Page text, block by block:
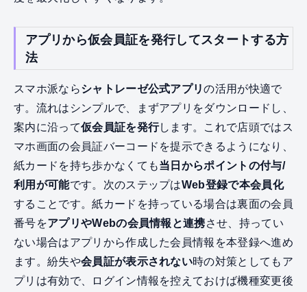
アプリから仮会員証を発行してスタートする方
法
スマホ派ならシャトレーゼ公式アプリの活用が快適で
す。流れはシンプルで、まずアプリをダウンロードし、
案内に沿って仮会員証を発行します。これで店頭ではス
マホ画面の会員証バーコードを提示できるようになり、
紙カードを持ち歩かなくても当日からポイントの付与/
利用が可能です。次のステップはWeb登録で本会員化
することです。紙カードを持っている場合は裏面の会員
番号をアプリやWebの会員情報と連携させ、持ってい
ない場合はアプリから作成した会員情報を本登録へ進め
ます。紛失や会員証が表示されない時の対策としてもア
プリは有効で、ログイン情報を控えておけば機種変更後